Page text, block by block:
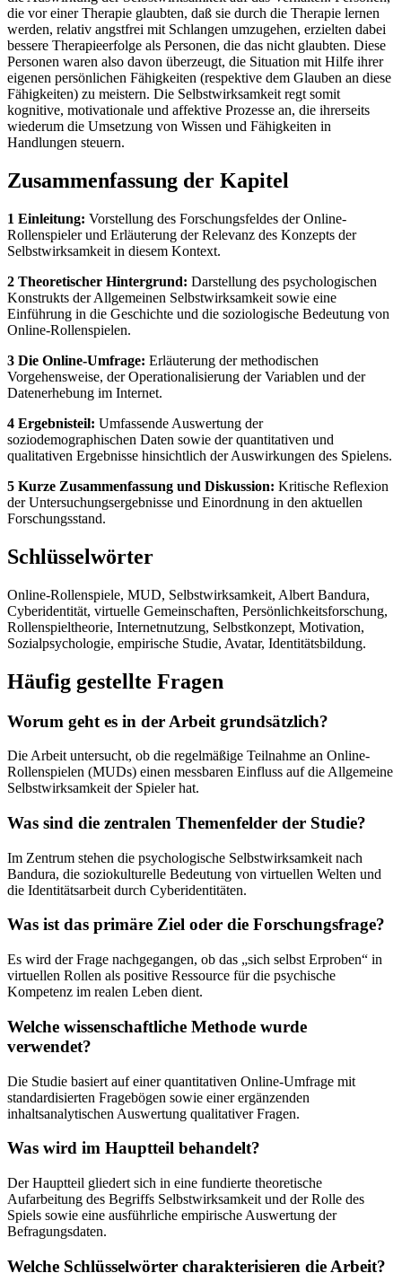
die vor einer Therapie glaubten, daß sie durch die Therapie lernen
werden, relativ angstfrei mit Schlangen umzugehen, erzielten dabei
bessere Therapieerfolge als Personen, die das nicht glaubten. Diese
Personen waren also davon überzeugt, die Situation mit Hilfe ihrer
eigenen persönlichen Fähigkeiten (respektive dem Glauben an diese
Fähigkeiten) zu meistern. Die Selbstwirksamkeit regt somit
kognitive, motivationale und affektive Prozesse an, die ihrerseits
wiederum die Umsetzung von Wissen und Fähigkeiten in
Handlungen steuern.
Zusammenfassung der Kapitel
1 Einleitung: Vorstellung des Forschungsfeldes der Online-
Rollenspieler und Erläuterung der Relevanz des Konzepts der
Selbstwirksamkeit in diesem Kontext.
2 Theoretischer Hintergrund: Darstellung des psychologischen
Konstrukts der Allgemeinen Selbstwirksamkeit sowie eine
Einführung in die Geschichte und die soziologische Bedeutung von
Online-Rollenspielen.
3 Die Online-Umfrage: Erläuterung der methodischen
Vorgehensweise, der Operationalisierung der Variablen und der
Datenerhebung im Internet.
4 Ergebnisteil: Umfassende Auswertung der
soziodemographischen Daten sowie der quantitativen und
qualitativen Ergebnisse hinsichtlich der Auswirkungen des Spielens.
5 Kurze Zusammenfassung und Diskussion: Kritische Reflexion
der Untersuchungsergebnisse und Einordnung in den aktuellen
Forschungsstand.
Schlüsselwörter
Online-Rollenspiele, MUD, Selbstwirksamkeit, Albert Bandura,
Cyberidentität, virtuelle Gemeinschaften, Persönlichkeitsforschung,
Rollenspieltheorie, Internetnutzung, Selbstkonzept, Motivation,
Sozialpsychologie, empirische Studie, Avatar, Identitätsbildung.
Häufig gestellte Fragen
Worum geht es in der Arbeit grundsätzlich?
Die Arbeit untersucht, ob die regelmäßige Teilnahme an Online-
Rollenspielen (MUDs) einen messbaren Einfluss auf die Allgemeine
Selbstwirksamkeit der Spieler hat.
Was sind die zentralen Themenfelder der Studie?
Im Zentrum stehen die psychologische Selbstwirksamkeit nach
Bandura, die soziokulturelle Bedeutung von virtuellen Welten und
die Identitätsarbeit durch Cyberidentitäten.
Was ist das primäre Ziel oder die Forschungsfrage?
Es wird der Frage nachgegangen, ob das „sich selbst Erproben“ in
virtuellen Rollen als positive Ressource für die psychische
Kompetenz im realen Leben dient.
Welche wissenschaftliche Methode wurde
verwendet?
Die Studie basiert auf einer quantitativen Online-Umfrage mit
standardisierten Fragebögen sowie einer ergänzenden
inhaltsanalytischen Auswertung qualitativer Fragen.
Was wird im Hauptteil behandelt?
Der Hauptteil gliedert sich in eine fundierte theoretische
Aufarbeitung des Begriffs Selbstwirksamkeit und der Rolle des
Spiels sowie eine ausführliche empirische Auswertung der
Befragungsdaten.
Welche Schlüsselwörter charakterisieren die Arbeit?